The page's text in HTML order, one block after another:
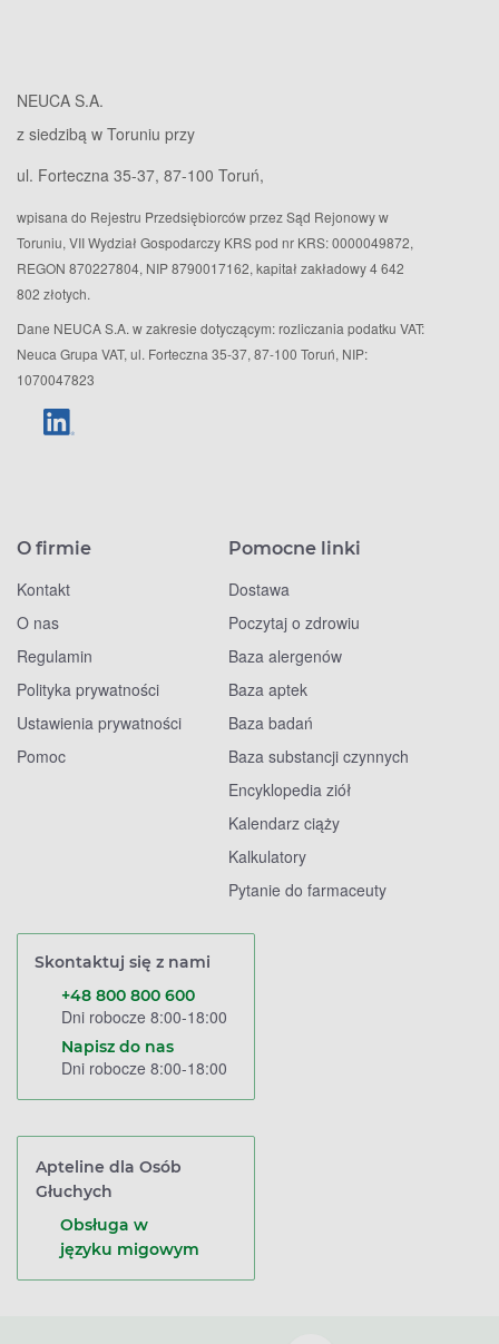
NEUCA S.A.
z siedzibą w Toruniu przy
ul. Forteczna 35-37, 87-100 Toruń,
wpisana do Rejestru Przedsiębiorców przez Sąd Rejonowy w
Toruniu, VII Wydział Gospodarczy KRS pod nr KRS: 0000049872,
REGON 870227804, NIP 8790017162, kapitał zakładowy 4 642
802 złotych.
Dane NEUCA S.A. w zakresie dotyczącym: rozliczania podatku VAT:
Neuca Grupa VAT, ul. Forteczna 35-37, 87-100 Toruń, NIP:
1070047823
O firmie
Kontakt
O nas
Regulamin
Polityka prywatności
Ustawienia prywatności
Pomoc
Pomocne linki
Dostawa
Poczytaj o zdrowiu
Baza alergenów
Baza aptek
Baza badań
Baza substancji czynnych
Encyklopedia ziół
Kalendarz ciąży
Kalkulatory
Pytanie do farmaceuty
Skontaktuj się z nami
+48 800 800 600
Dni robocze 8:00-18:00
Napisz do nas
Dni robocze 8:00-18:00
Apteline dla Osób
Głuchych
Obsługa w
języku migowym